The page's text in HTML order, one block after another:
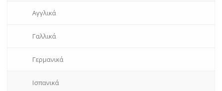
Αγγλικά
Γαλλικά
Γερμανικά
Ισπανικά